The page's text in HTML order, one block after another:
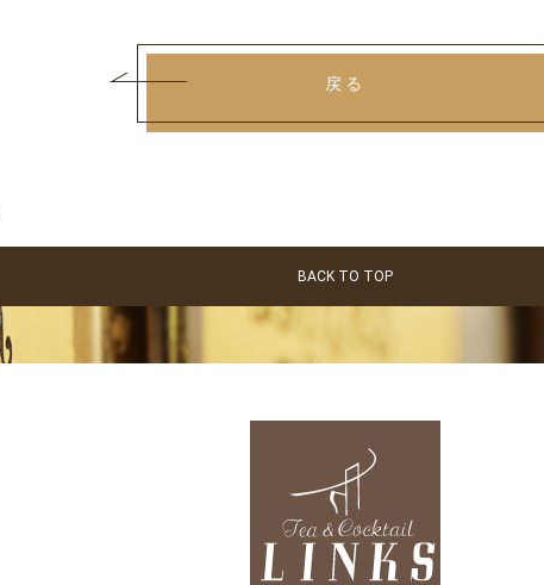
戻る
BACK TO TOP